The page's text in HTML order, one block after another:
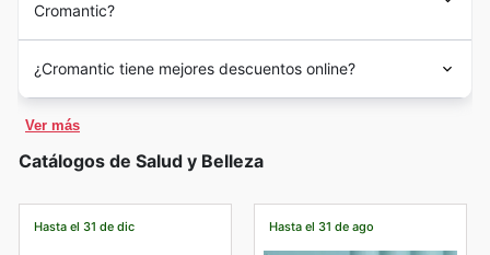
Cromantic?
¿Cromantic tiene mejores descuentos online?
Ver más
Catálogos de Salud y Belleza
Hasta el 31 de dic Hasta el 31 de ago